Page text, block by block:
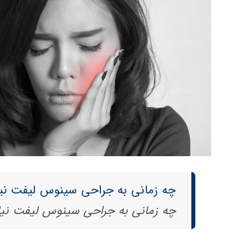
چه زمانی به جراحی سینوس لیفت
چه زمانی به جراحی سینوس لیفت